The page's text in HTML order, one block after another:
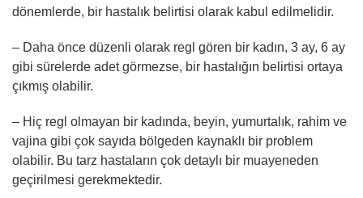
dönemlerde, bir hastalık belirtisi olarak kabul edilmelidir.
– Daha önce düzenli olarak regl gören bir kadın, 3 ay, 6 ay
gibi sürelerde adet görmezse, bir hastalığın belirtisi ortaya
çıkmış olabilir.
– Hiç regl olmayan bir kadında, beyin, yumurtalık, rahim ve
vajina gibi çok sayıda bölgeden kaynaklı bir problem
olabilir. Bu tarz hastaların çok detaylı bir muayeneden
geçirilmesi gerekmektedir.